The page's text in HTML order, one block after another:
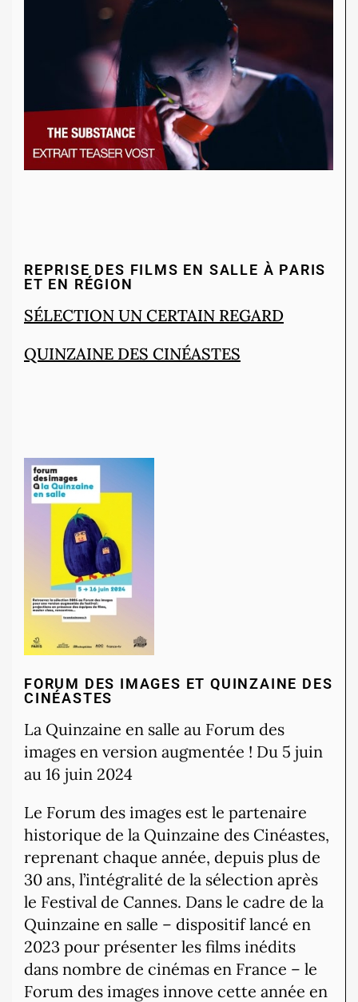
REPRISE DES FILMS EN SALLE À PARIS
ET EN RÉGION
SÉLECTION UN CERTAIN REGARD
QUINZAINE DES CINÉASTES
FORUM DES IMAGES ET QUINZAINE DES
CINÉASTES
La Quinzaine en salle au Forum des
images en version augmentée ! Du 5 juin
au 16 juin 2024
Le Forum des images est le partenaire
historique de la Quinzaine des Cinéastes,
reprenant chaque année, depuis plus de
30 ans, l’intégralité de la sélection après
le Festival de Cannes. Dans le cadre de la
Quinzaine en salle – dispositif lancé en
2023 pour présenter les films inédits
dans nombre de cinémas en France – le
Forum des images innove cette année en